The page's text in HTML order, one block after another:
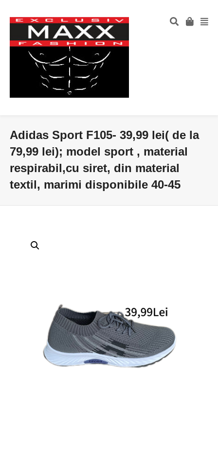
Adidas Sport F105- 39,99 lei( de la
79,99 lei); model sport , material
respirabil,cu siret, din material
textil, marimi disponibile 40-45